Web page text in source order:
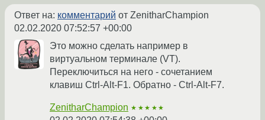
Ответ на: комментарий от ZenitharChampion
02.02.2020 07:52:57 +00:00
Это можно сделать например в
виртуальном терминале (VT).
Переключиться на него - сочетанием
клавиш Ctrl-Alt-F1. Обратно - Ctrl-Alt-F7.
ZenitharChampion ★★★★★